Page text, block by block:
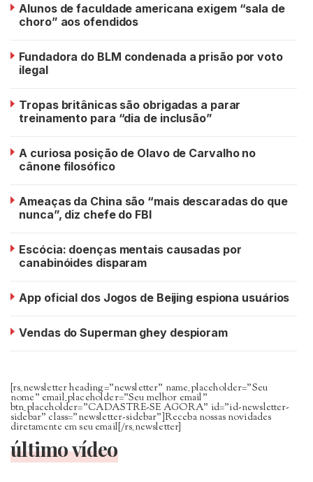
Alunos de faculdade americana exigem “sala de
choro” aos ofendidos
Fundadora do BLM condenada a prisão por voto
ilegal
Tropas britânicas são obrigadas a parar
treinamento para “dia de inclusão”
A curiosa posição de Olavo de Carvalho no
cânone filosófico
Ameaças da China são “mais descaradas do que
nunca”, diz chefe do FBI
Escócia: doenças mentais causadas por
canabinóides disparam
App oficial dos Jogos de Beijing espiona usuários
Vendas do Superman ghey despioram
[rs_newsletter heading=”newsletter” name_placeholder=”Seu
nome” email_placeholder=”Seu melhor email”
btn_placeholder=”CADASTRE-SE AGORA” id=”id-newsletter-
sidebar” class=”newsletter-sidebar”]Receba nossas novidades
diretamente em seu email[/rs_newsletter]
último vídeo